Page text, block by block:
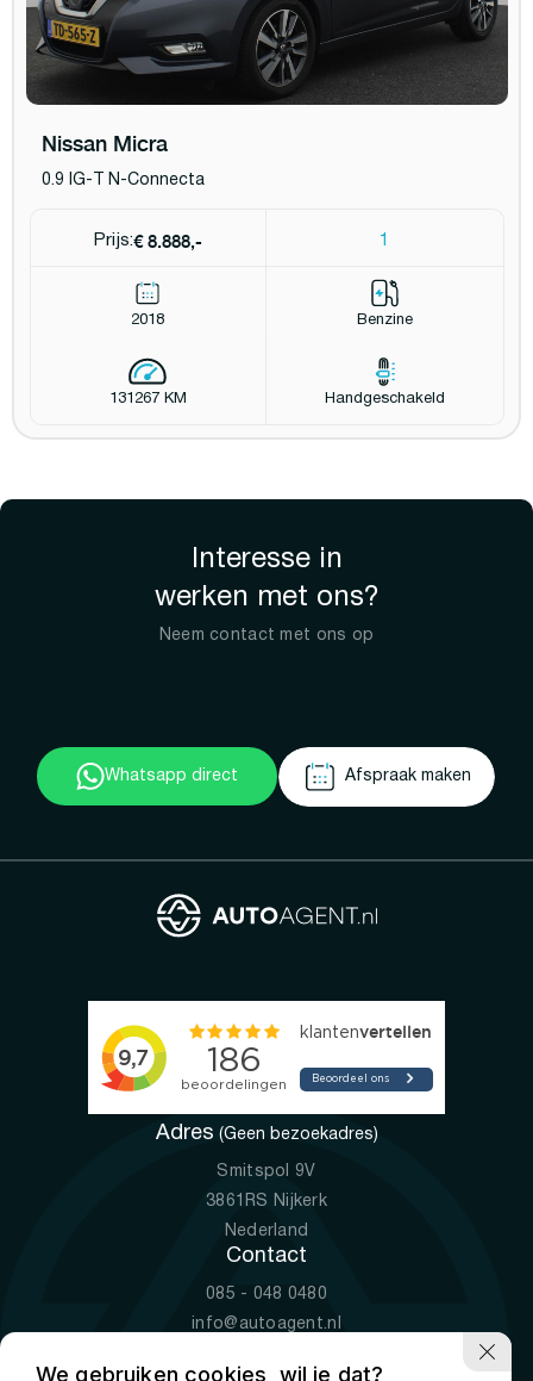
Nissan Micra
0.9 IG-T N-Connecta
Prijs:€ 8.888,- 1
2018 Benzine
131267 KM Handgeschakeld
Interesse in
werken met ons?
Neem contact met ons op
Whatsapp direct Afspraak maken
Adres (Geen bezoekadres)
Smitspol 9V
3861RS Nijkerk
Nederland
Contact
085 - 048 0480
info@autoagent.nl
We gebruiken cookies, wil je dat?